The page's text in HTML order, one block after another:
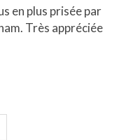
en plus prisée par
Très appréciée